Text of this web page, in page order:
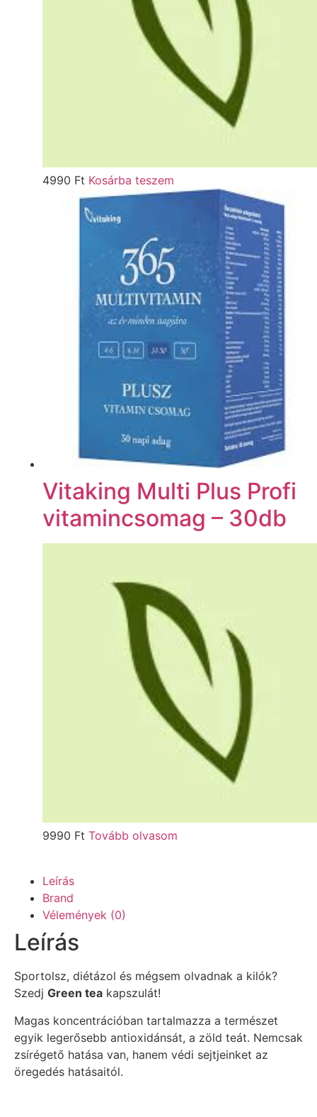
4990 Ft Kosárba teszem
Vitaking Multi Plus Profi
vitamincsomag – 30db
9990 Ft Tovább olvasom
Leírás
Brand
Vélemények (0)
Leírás
Sportolsz, diétázol és mégsem olvadnak a kilók?
Szedj Green tea kapszulát!
Magas koncentrációban tartalmazza a természet
egyik legerősebb antioxidánsát, a zöld teát. Nemcsak
zsírégető hatása van, hanem védi sejtjeinket az
öregedés hatásaitól.